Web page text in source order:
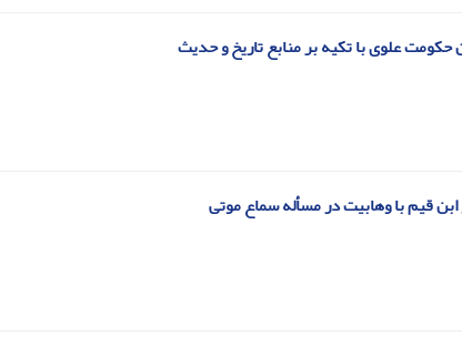
علوی با تکیه بر منابع تاریخ و حدیث
قیم با وهابیت در مسأله سماع موتی